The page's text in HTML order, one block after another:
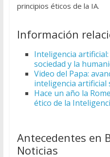
principios éticos de la IA.
Información
Inteligencia
sociedad y la
Video del Papa:
inteligencia artificial
Hace un año la
ético de la
Antecedentes en
Noticias